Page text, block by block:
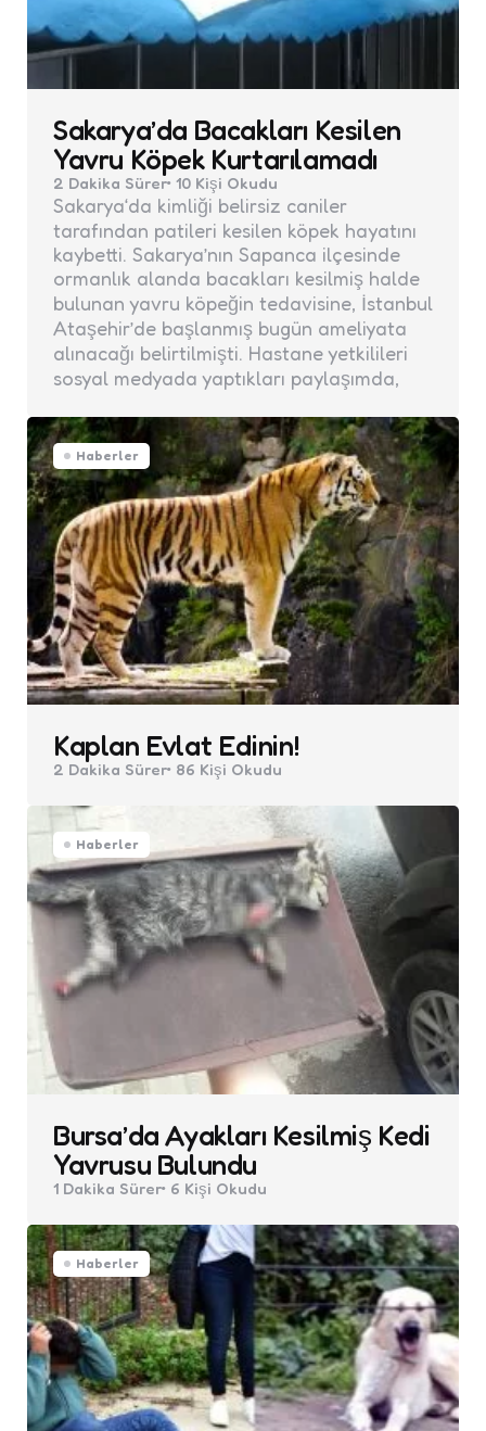
Haberler
Kaplan Evlat Edinin!
2 Dakika Sürer 86 Kişi Okudu
Haberler
Bursa’da Ayakları Kesilmiş Kedi
Yavrusu Bulundu
1 Dakika Sürer 6 Kişi Okudu
Sakarya’da Bacakları Kesilen
Yavru Köpek Kurtarılamadı
2 Dakika Sürer 10 Kişi Okudu
Sakarya‘da kimliği belirsiz caniler
tarafından patileri kesilen köpek hayatını
kaybetti. Sakarya’nın Sapanca ilçesinde
ormanlık alanda bacakları kesilmiş halde
bulunan yavru köpeğin tedavisine, İstanbul
Ataşehir’de başlanmış bugün ameliyata
alınacağı belirtilmişti. Hastane yetkilileri
sosyal medyada yaptıkları paylaşımda,
Haberler